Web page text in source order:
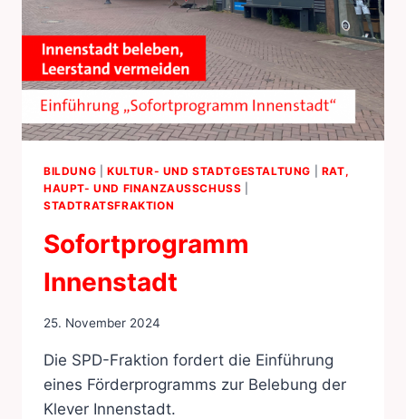
BILDUNG KULTUR- UND STADTGESTALTUNG
RAT,
HAUPT- UND FINANZAUSSCHUSS
STADTRATSFRAKTION
Sofortprogramm
Innenstadt
25. November 2024
Die SPD-Fraktion fordert die Einführung
eines Förderprogramms zur Belebung der
Klever Innenstadt.